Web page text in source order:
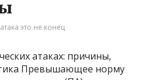
это не конец
атаках: причины,
Превышающее норму